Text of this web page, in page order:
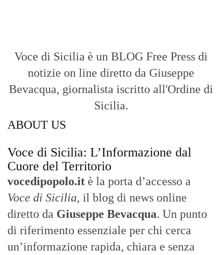
Voce di Sicilia è un BLOG Free Press di
notizie on line diretto da Giuseppe
Bevacqua, giornalista iscritto all'Ordine di
Sicilia.
ABOUT US
Voce di Sicilia: L’Informazione dal
Cuore del Territorio
vocedipopolo.it è la porta d’accesso a
Voce di Sicilia, il blog di news online
diretto da Giuseppe Bevacqua. Un punto
di riferimento essenziale per chi cerca
un’informazione rapida, chiara e senza